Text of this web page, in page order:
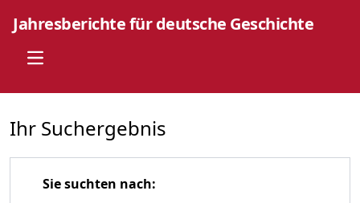
Jahresberichte für deutsche Geschichte
Open main menu
Ihr Suchergebnis
Sie suchten nach: